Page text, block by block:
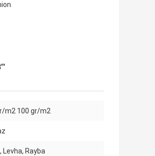
m2 100 gr/m2
Levha, Rayba